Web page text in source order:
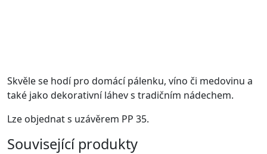
Skvěle se hodí pro domácí pálenku, víno či medovinu a
také jako dekorativní láhev s tradičním nádechem.
Lze objednat s uzávěrem PP 35.
Související produkty